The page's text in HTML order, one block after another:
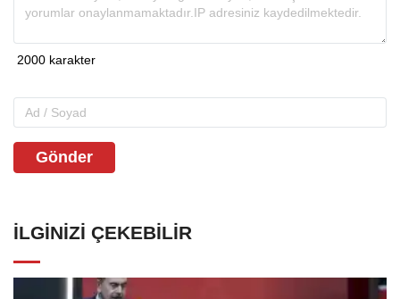
Gönder
İLGINIZI ÇEKEBILIR